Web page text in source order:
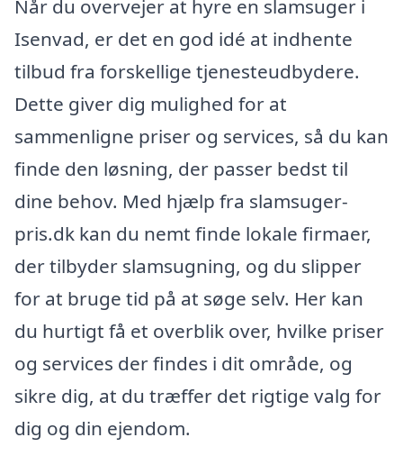
Når du overvejer at hyre en slamsuger i
Isenvad, er det en god idé at indhente
tilbud fra forskellige tjenesteudbydere.
Dette giver dig mulighed for at
sammenligne priser og services, så du kan
finde den løsning, der passer bedst til
dine behov. Med hjælp fra slamsuger-
pris.dk kan du nemt finde lokale firmaer,
der tilbyder slamsugning, og du slipper
for at bruge tid på at søge selv. Her kan
du hurtigt få et overblik over, hvilke priser
og services der findes i dit område, og
sikre dig, at du træffer det rigtige valg for
dig og din ejendom.